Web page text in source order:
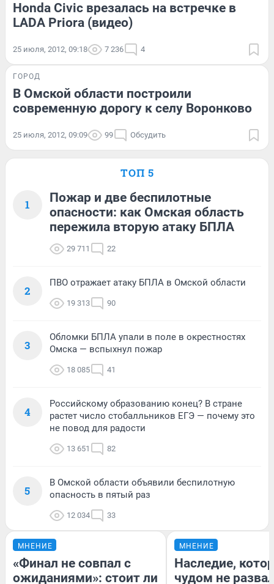
Honda Civic врезалась на встречке в
LADA Priora (видео)
25 июля, 2012, 09:18 7 236 4
ГОРОД
В Омской области построили
современную дорогу к селу Воронково
25 июля, 2012, 09:09 99 Обсудить
ТОП 5
1
Пожар и две беспилотные
опасности: как Омская область
пережила вторую атаку БПЛА
29 711 22
2
ПВО отражает атаку БПЛА в Омской области
19 313 90
3
Обломки БПЛА упали в поле в окрестностях
Омска — вспыхнул пожар
18 085 41
4
Российскому образованию конец? В стране
растет число стобалльников ЕГЭ — почему это
не повод для радости
13 651 82
5
В Омской области объявили беспилотную
опасность в пятый раз
12 034 33
МНЕНИЕ
«Финал не совпал с
ожиданиями»: стоит ли
МНЕНИЕ
Наследие,
чудом не